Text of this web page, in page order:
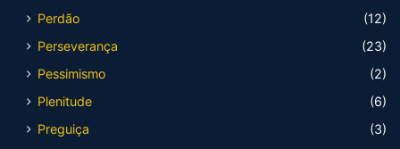
Perdão
(12)
Perseverança
(23)
Pessimismo
(2)
Plenitude
(6)
Preguiça
(3)